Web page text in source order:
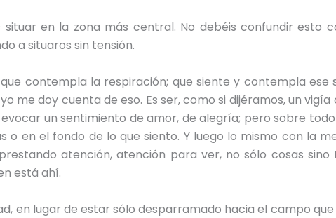
en la zona más central. No debéis confundir esto
a situaros sin tensión.
contempla la respiración; que siente y contempla ese
me doy cuenta de eso. Es ser, como si dijéramos, un vigía
un sentimiento de amor, de alegría; pero sobre
en el fondo de lo que siento. Y luego lo mismo con la
atención, atención para ver, no sólo cosas
está ahí.
en lugar de estar sólo desparramado hacia el campo